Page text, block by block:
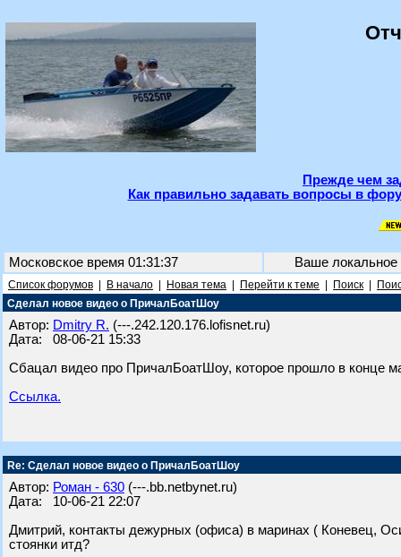
Прежде чем
Как правильно задавать вопросы в
Московское время 01:31:37 Ваше
Список форумов В начало Новая тема Перейти к теме Поиск
Сделал новое видео о ПричалБоатШоу
Автор: Dmitry R. (---.242.120.176.lofisnet.ru)
Дата: 08-06-21 15:33
Сбацал видео про ПричалБоатШоу, которое прошло в конце
Ссылка.
Re: Сделал новое видео о ПричалБоатШоу
Автор: Роман - 630 (---.bb.netbynet.ru)
Дата: 10-06-21 22:07
Дмитрий, контакты дежурных (офиса) в маринах ( Коневец,
стоянки итд?